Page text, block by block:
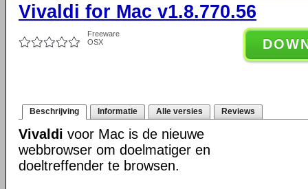
Vivaldi for Mac v1.8.770.56
Freeware
OSX
Beschrijving Informatie Alle versies Reviews
Vivaldi voor Mac is de nieuwe
webbrowser om doelmatiger en
doeltreffender te browsen.